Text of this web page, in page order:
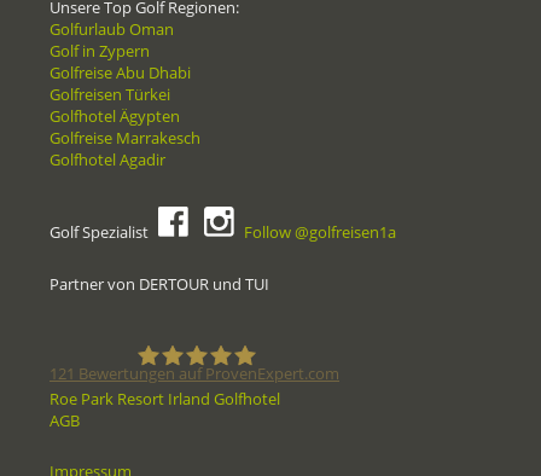
Unsere Top Golf Regionen:
Golfurlaub Oman
Golf in Zypern
Golfreise Abu Dhabi
Golfreisen Türkei
Golfhotel Ägypten
Golfreise Marrakesch
Golfhotel Agadir
Golf Spezialist Follow @golfreisen1a
Partner von DERTOUR und TUI
121 Bewertungen auf ProvenExpert.com
Roe Park Resort Irland Golfhotel
AGB
Impressum